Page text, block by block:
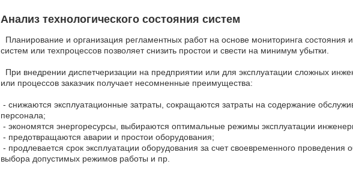
Анализ технологического состояния систем
Планирование и организация регламентных работ на основе мониторинга состояния
систем или техпроцессов позволяет снизить простои и свести на минимум убытки.
При внедрении диспетчеризации на предприятии или для эксплуатации сложных
или процессов заказчик получает несомненные преимущества:
- снижаются эксплуатационные затраты, сокращаются затраты на содержание
персонала;
- экономятся энергоресурсы, выбираются оптимальные режимы эксплуатации
- предотвращаются аварии и простои оборудования;
- продлевается срок эксплуатации оборудования за счет своевременного проведения
выбора допустимых режимов работы и пр.